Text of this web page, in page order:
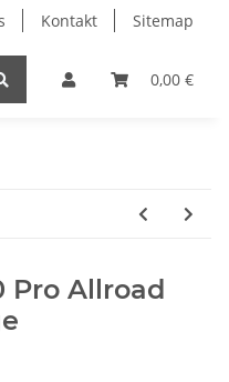
Kontakt Sitemap
0,00 €
Wintersport
Pro Allroad